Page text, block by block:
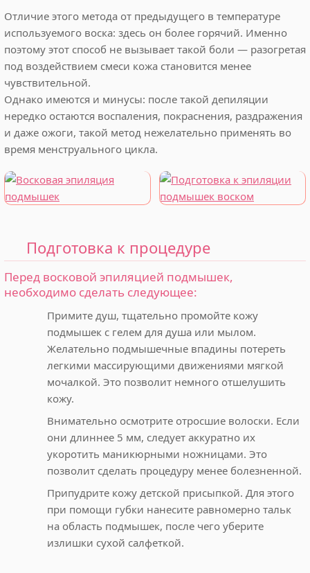
Отличие этого метода от предыдущего в температуре
используемого воска: здесь он более горячий. Именно
поэтому этот способ не вызывает такой боли — разогретая
под воздействием смеси кожа становится менее
чувствительной.
Однако имеются и минусы: после такой депиляции
нередко остаются воспаления, покраснения, раздражения
и даже ожоги, такой метод нежелательно применять во
время менструального цикла.
Подготовка к процедуре
Перед восковой эпиляцией подмышек,
необходимо сделать следующее:
Примите душ, тщательно промойте кожу
подмышек с гелем для душа или мылом.
Желательно подмышечные впадины потереть
легкими массирующими движениями мягкой
мочалкой. Это позволит немного отшелушить
кожу.
Внимательно осмотрите отросшие волоски. Если
они длиннее 5 мм, следует аккуратно их
укоротить маникюрными ножницами. Это
позволит сделать процедуру менее болезненной.
Припудрите кожу детской присыпкой. Для этого
при помощи губки нанесите равномерно тальк
на область подмышек, после чего уберите
излишки сухой салфеткой.